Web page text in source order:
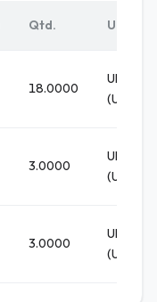
Qtd. Unid.
18.0000
(UN)
3.0000
(UN)
3.0000
(UN)